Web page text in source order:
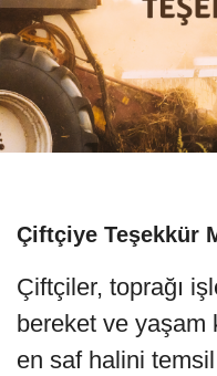
Çiftçiye Teşekkür
Çiftçiler, toprağı
bereket ve yaşam
en saf halini